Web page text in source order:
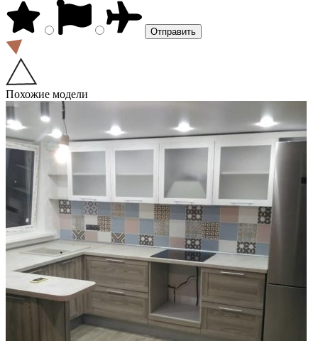
Похожие модели